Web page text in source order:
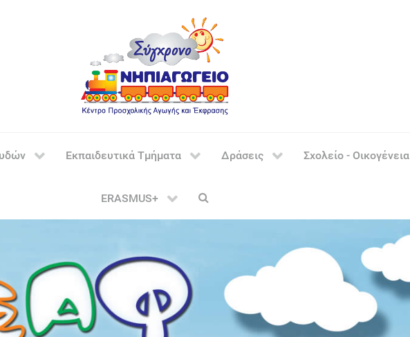
Εκπαιδευτικά Τμήματα Δράσεις Σχολείο - Οικογένεια
ERASMUS+